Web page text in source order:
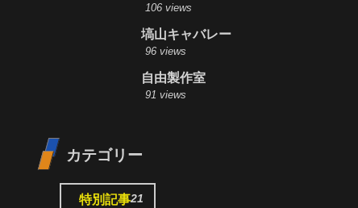
106 views
塙山キャバレー
96 views
自由製作室
91 views
カテゴリー
特別記事21